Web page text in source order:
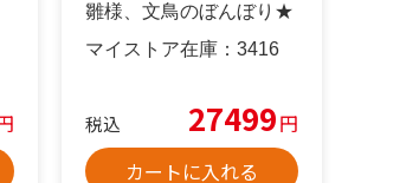
雛様、文鳥のぼんぼり★
マイストア在庫： 3416
税込 27499円
カートに入れる